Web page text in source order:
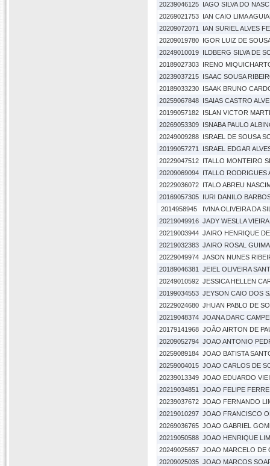
20239046125 IAGO SILVA DO
20269021753 IAN CAIO LIMA
20209072071
IAN SURIEL ALVES
20209019780 IGOR LUIZ DE
20249010019 ILDBERG SILVA DE
20189027303 IRENO
20239037215 ISAAC SOUSA
20189033230 ISAAK BRUNO
20259067848 ISAIAS CASTRO
20199057182 ISLAN VICTOR
20269053309 ISNABA PAULO
20249009288 ISRAEL DE SOUSA
20199057271
ISRAEL EDGAR
20229047512 ITALLO MONTEIRO
20209069094 ITALLO RODRIGUES
20229036072 ITALO ABREU
20169057305 IURI DANILO
2014958945
IVINA OLIVEIRA DA
20219049916 JADY WESLLA
20219003944 JAIRO HENRIQUE
20219032383 JAIRO ROSAL
20229049974 JASON NUNES
20189046381
JEIEL OLIVEIRA
20249010592 JESSICA HELLEN
20199034553 JEYSON CAIO DOS
20229024680 JHUAN PABLO DE
20219048374 JOANA DARC
20179141968 JOÃO AIRTON DE
20209052794 JOAO ANTONIO
20259089184 JOAO BATISTA
20259004015 JOAO CARLOS DE
20239013349 JOAO EDUARDO
20219034851
JOAO FELIPE
20239037672 JOAO FERNANDO
20219010297 JOAO FRANCISCO
20269036765 JOAO GABRIEL
20219050588 JOAO HENRIQUE
20249025657 JOAO MARCELO DE
20209025035 JOAO MARCOS